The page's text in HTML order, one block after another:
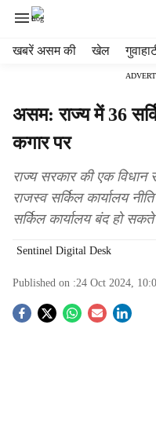
खबरें असम की खेल
असम: राज्य में 36
कगार पर
राज्य सरकार की एक विधान
राजस्व सर्किल कार्यालय
सर्किल कार्यालय बंद हो
Sentinel Digital Desk
Published on :24 Oct 2024,
S